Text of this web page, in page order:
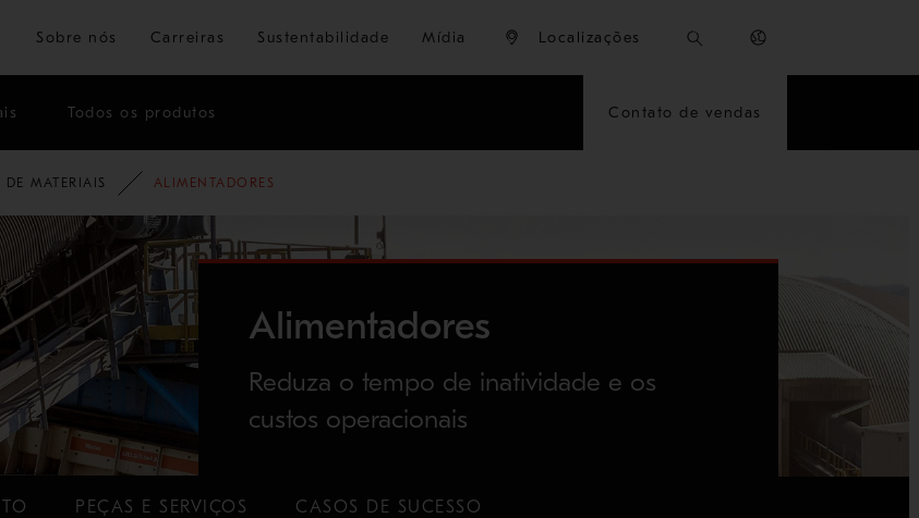
Ir para o conteúdo principal
Sobre nós Carreiras Sustentabilidade Mídia Localizações
Todos os produtos Contato de vendas
MATERIAIS ALIMENTADORES
Alimentadores
Reduza o tempo de inatividade e os
custos operacionais
PEÇAS E SERVIÇOS CASOS DE SUCESSO